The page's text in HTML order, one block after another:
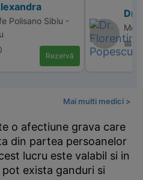
Polisano Sibiu -
Rezervă
Dr.
📅
Mai multi medici >
o afectiune grava care
din partea persoanelor
lucru este valabil si in
exista ganduri si